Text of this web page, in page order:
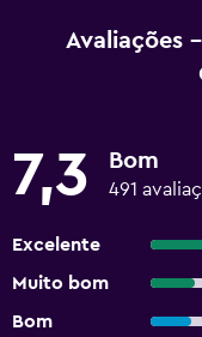
Avaliações
7,3 Bom
491
Excelente
Muito bom
Bom